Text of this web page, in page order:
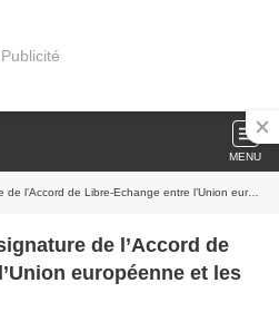
Publicité
MENU
Libre-Echange entre l’Union européenne et les pays de la CEDEAO
de l’Accord de
européenne et les